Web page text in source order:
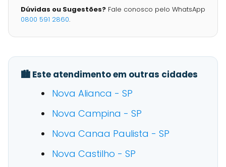
Dúvidas ou Sugestões? Fale conosco pelo WhatsApp
0800 591 2860.
🏙️ Este atendimento em outras cidades
Nova Alianca - SP
Nova Campina - SP
Nova Canaa Paulista - SP
Nova Castilho - SP